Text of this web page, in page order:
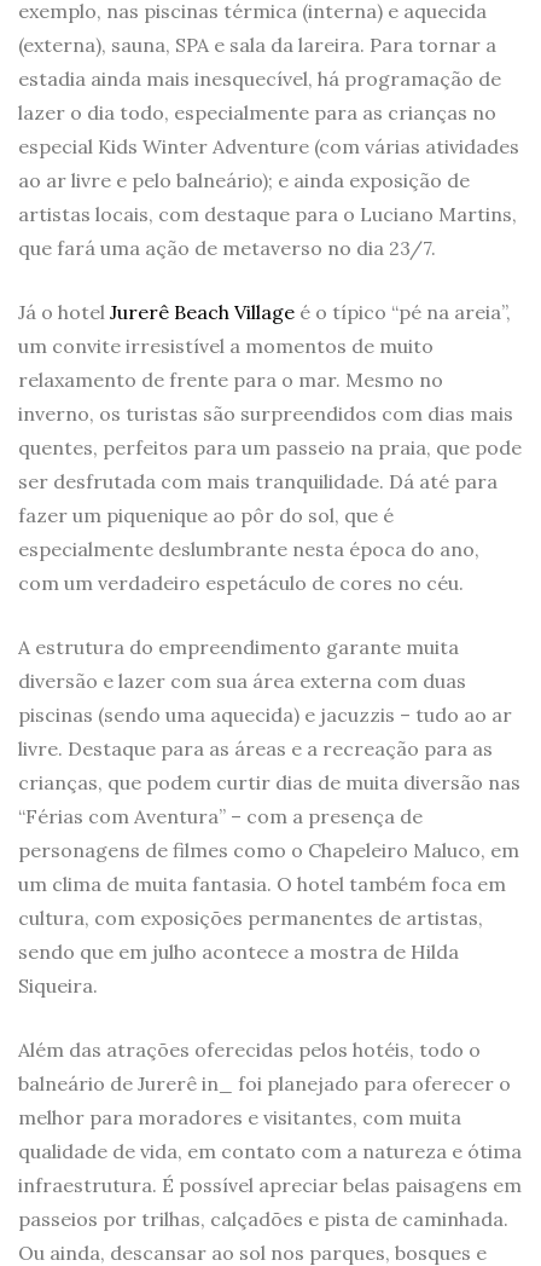
exemplo, nas piscinas térmica (interna) e aquecida
(externa), sauna, SPA e sala da lareira. Para tornar a
estadia ainda mais inesquecível, há programação de
lazer o dia todo, especialmente para as crianças no
especial Kids Winter Adventure (com várias atividades
ao ar livre e pelo balneário); e ainda exposição de
artistas locais, com destaque para o Luciano Martins,
que fará uma ação de metaverso no dia 23/7.
Já o hotel Jurerê Beach Village é o típico “pé na areia”,
um convite irresistível a momentos de muito
relaxamento de frente para o mar. Mesmo no
inverno, os turistas são surpreendidos com dias mais
quentes, perfeitos para um passeio na praia, que pode
ser desfrutada com mais tranquilidade. Dá até para
fazer um piquenique ao pôr do sol, que é
especialmente deslumbrante nesta época do ano,
com um verdadeiro espetáculo de cores no céu.
A estrutura do empreendimento garante muita
diversão e lazer com sua área externa com duas
piscinas (sendo uma aquecida) e jacuzzis – tudo ao ar
livre. Destaque para as áreas e a recreação para as
crianças, que podem curtir dias de muita diversão nas
“Férias com Aventura” – com a presença de
personagens de filmes como o Chapeleiro Maluco, em
um clima de muita fantasia. O hotel também foca em
cultura, com exposições permanentes de artistas,
sendo que em julho acontece a mostra de Hilda
Siqueira.
Além das atrações oferecidas pelos hotéis, todo o
balneário de Jurerê in_ foi planejado para oferecer o
melhor para moradores e visitantes, com muita
qualidade de vida, em contato com a natureza e ótima
infraestrutura. É possível apreciar belas paisagens em
passeios por trilhas, calçadões e pista de caminhada.
Ou ainda, descansar ao sol nos parques, bosques e